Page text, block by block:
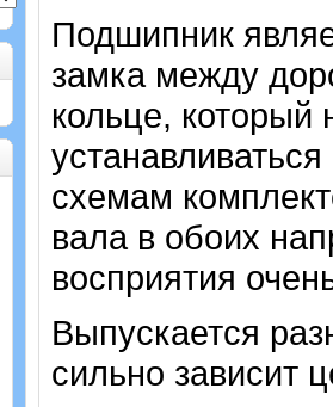
Подшипник
замка между
кольце,
схемам
вала в обоих
восприятия
Выпускается
сильно зависит